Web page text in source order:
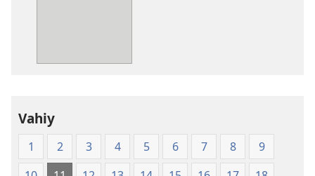
Vahiy
1 2 3 4 5 6 7 8
9